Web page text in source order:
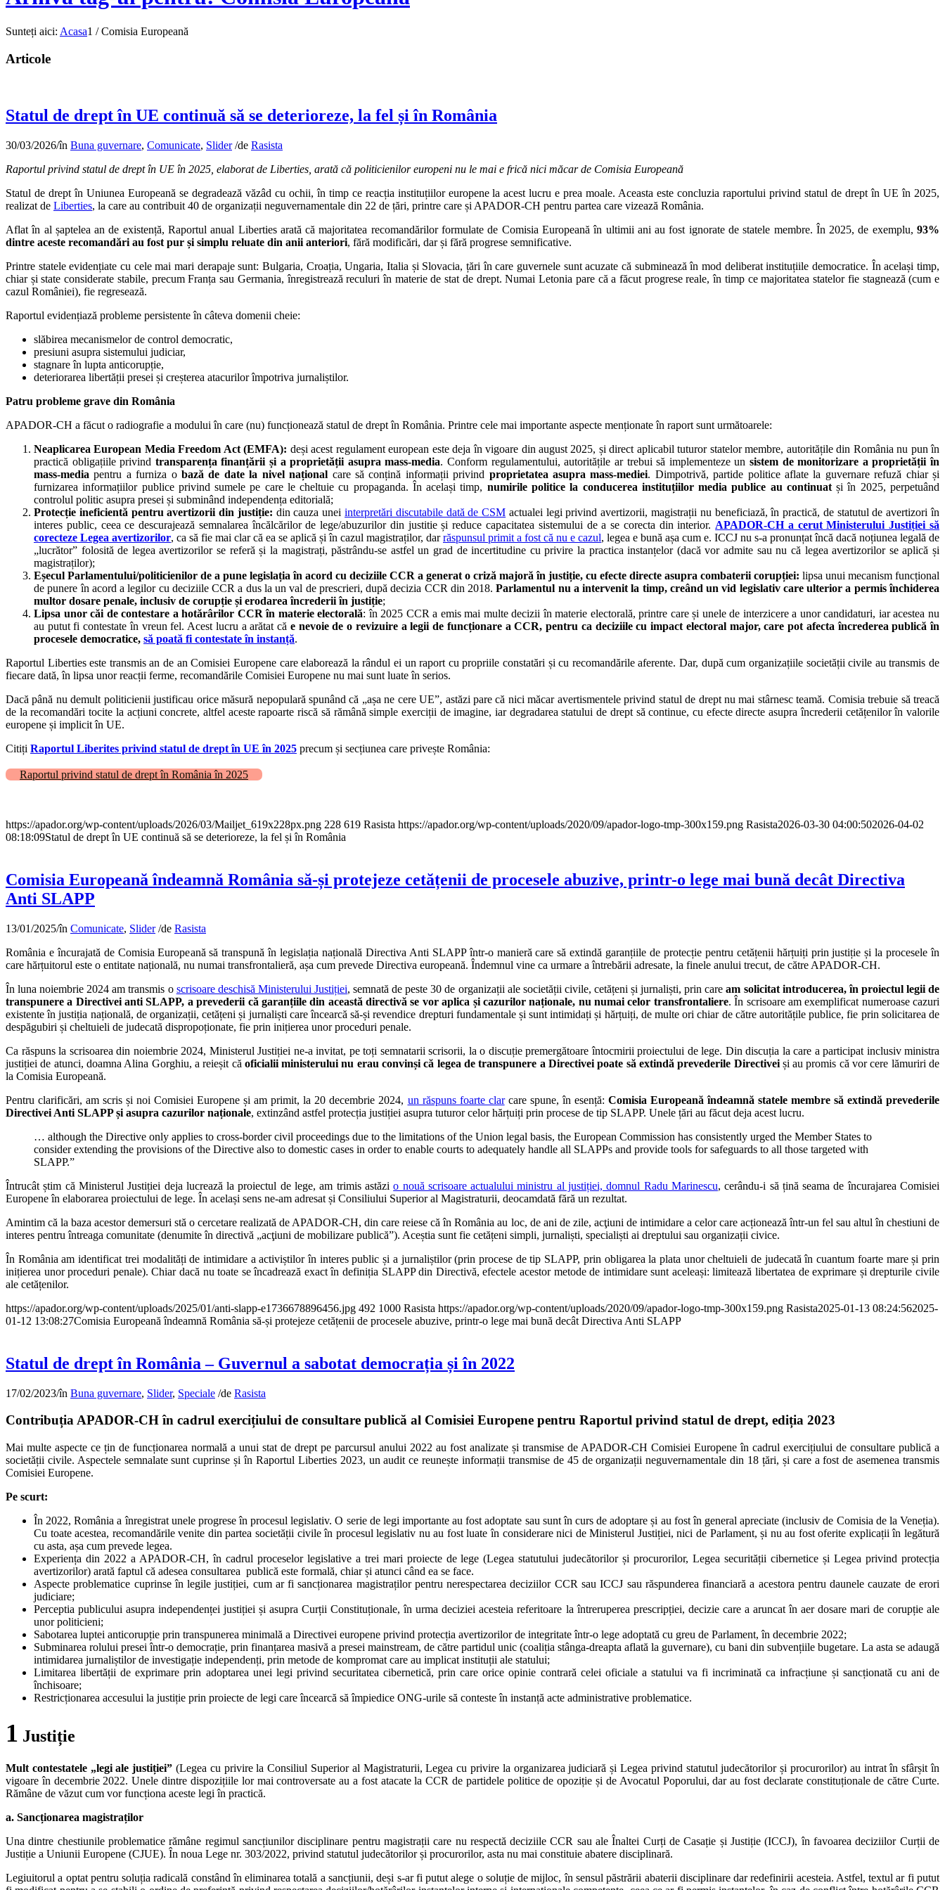
Sunteți aici: Acasa1 / Comisia Europeană
Articole
Statul de drept în UE continuă să se deterioreze, la fel și în România
30/03/2026/în Buna guvernare, Comunicate, Slider /de Rasista
Raportul privind statul de drept în UE în 2025, elaborat de Liberties, arată că politicienilor europeni nu le mai e frică nici măcar de Comisia Europeană
Statul de drept în Uniunea Europeană se degradează văzâd cu ochii, în timp ce reacția instituțiilor europene la acest lucru e prea moale. Aceasta este concluzia raportului privind statul de drept în UE în 2025,
realizat de Liberties, la care au contribuit 40 de organizații neguvernamentale din 22 de țări, printre care și APADOR-CH pentru partea care vizează România.
Aflat în al șaptelea an de existență, Raportul anual Liberties arată că majoritatea recomandărilor formulate de Comisia Europeană în ultimii ani au fost ignorate de statele membre. În 2025, de exemplu, 93%
dintre aceste recomandări au fost pur și simplu reluate din anii anteriori, fără modificări, dar și fără progrese semnificative.
Printre statele evidențiate cu cele mai mari derapaje sunt: Bulgaria, Croația, Ungaria, Italia și Slovacia, țări în care guvernele sunt acuzate că subminează în mod deliberat instituțiile democratice. În același timp,
chiar și state considerate stabile, precum Franța sau Germania, înregistrează reculuri în materie de stat de drept. Numai Letonia pare că a făcut progrese reale, în timp ce majoritatea statelor fie stagnează (cum e
cazul României), fie regresează.
Raportul evidențiază probleme persistente în câteva domenii cheie:
slăbirea mecanismelor de control democratic,
presiuni asupra sistemului judiciar,
stagnare în lupta anticorupție,
deteriorarea libertății presei și creșterea atacurilor împotriva jurnaliștilor.
Patru probleme grave din România
APADOR-CH a făcut o radiografie a modului în care (nu) funcționează statul de drept în România. Printre cele mai importante aspecte menționate în raport sunt următoarele:
Neaplicarea European Media Freedom Act (EMFA): deși acest regulament european este deja în vigoare din august 2025, și direct aplicabil tuturor statelor membre, autoritățile din România nu pun în
practică obligațiile privind transparența finanțării și a proprietății asupra mass-media. Conform regulamentului, autoritățile ar trebui să implementeze un sistem de monitorizare a proprietății în
mass-media pentru a furniza obază de date la nivel național care să conțină informații privind proprietatea asupra mass-mediei. Dimpotrivă, partide politice aflate la guvernare refuză chiar și
furnizarea informațiilor publice privind sumele pe care le cheltuie cu propaganda. În același timp, numirile politice la conducerea instituțiilor media publice au continuatși în 2025, perpetuând
controlul politic asupra presei și subminând independența editorială;
Protecție ineficientă pentru avertizorii din justiție: din cauza uneiinterpretări discutabile dată de CSM actualei legi privind avertizorii, magistrații nu beneficiază, în practică, de statutul de avertizori în
interes public, ceea ce descurajează semnalarea încălcărilor de lege/abuzurilor din justitie și reduce capacitatea sistemului de a se corecta din interior. APADOR-CH a cerut Ministerului Justiției să
corecteze Legea avertizorilor, ca să fie mai clar că ea se aplică și în cazul magistraților, darrăspunsul primit a fost că nu e cazul, legea e bună așa cum e. ICCJ nu s-a pronunțat încă dacă noțiunea legală de
„lucrător” folosită de legea avertizorilor se referă și la magistrați, păstrându-se astfel un grad de incertitudine cu privire la practica instanțelor (dacă vor admite sau nu că legea avertizorilor se aplică și
magistraților);
Eșecul Parlamentului/politicienilor de a pune legislația în acord cu deciziile CCR a generat o criză majoră în justiție, cu efecte directe asupra combaterii corupției: lipsa unui mecanism funcțional
de punere în acord a legilor cu deciziile CCR a dus la un val de prescrieri, după decizia CCR din 2018.Parlamentul nu a intervenit la timp, creând un vid legislativ care ulterior a permis închiderea
multor dosare penale, inclusiv de corupție și erodarea încrederii în justiție;
Lipsa unor căi de contestare a hotărârilor CCR în materie electorală: în 2025 CCR a emis mai multe decizii în materie electorală, printre care și unele de interzicere a unor candidaturi, iar acestea nu
au putut fi contestate în vreun fel. Acest lucru a arătat că e nevoie de o revizuire a legii de funcționare a CCR, pentru ca deciziile cu impact electoral major, care pot afecta încrederea publică în
procesele democratice, să poată fi contestate în instanță.
Raportul Liberties este transmis an de an Comisiei Europene care elaborează la rândul ei un raport cu propriile constatări și cu recomandările aferente. Dar, după cum organizațiile societății civile au transmis de
fiecare dată, în lipsa unor reacții ferme, recomandările Comisiei Europene nu mai sunt luate în serios.
Dacă până nu demult politicienii justificau orice măsură nepopulară spunând că „așa ne cere UE”, astăzi pare că nici măcar avertismentele privind statul de drept nu mai stârnesc teamă. Comisia trebuie să treacă
de la recomandări tocite la acțiuni concrete, altfel aceste rapoarte riscă să rămână simple exerciții de imagine, iar degradarea statului de drept să continue, cu efecte directe asupra încrederii cetățenilor în valorile
europene și implicit în UE.
Citiți Raportul Liberites privind statul de drept în UE în 2025 precum și secțiunea care privește România:
Raportul privind statul de drept în România în 2025
https://apador.org/wp-content/uploads/2026/03/Mailjet_619x228px.png 228 619 Rasista https://apador.org/wp-content/uploads/2020/09/apador-logo-tmp-300x159.png Rasista2026-03-30 04:00:502026-04-02
08:18:09Statul de drept în UE continuă să se deterioreze, la fel și în România
Comisia Europeană îndeamnă România să-și protejeze cetățenii de procesele abuzive, printr-o lege mai bună decât Directiva
Anti SLAPP
13/01/2025/în Comunicate, Slider /de Rasista
România e încurajată de Comisia Europeană să transpună în legislația națională Directiva Anti SLAPP într-o manieră care să extindă garanțiile de protecție pentru cetățenii hărțuiți prin justiție și la procesele în
care hărțuitorul este o entitate națională, nu numai transfrontalieră, așa cum prevede Directiva europeană. Îndemnul vine ca urmare a întrebării adresate, la finele anului trecut, de către APADOR-CH.
În luna noiembrie 2024 am transmis o scrisoare deschisă Ministerului Justiției, semnată de peste 30 de organizații ale societății civile, cetățeni și jurnaliști, prin caream solicitat introducerea, în proiectul legii de
transpunere a Directivei anti SLAPP, a prevederii că garanțiile din această directivă se vor aplica și cazurilor naționale, nu numai celor transfrontaliere. În scrisoare am exemplificat numeroase cazuri
existente în justiția națională, de organizații, cetățeni și jurnaliști care încearcă să-și revendice drepturi fundamentale și sunt intimidați și hărțuiți, de multe ori chiar de către autoritățile publice, fie prin solicitarea de
despăgubiri și cheltuieli de judecată dispropoționate, fie prin inițierea unor proceduri penale.
Ca răspuns la scrisoarea din noiembrie 2024, Ministerul Justiției ne-a invitat, pe toți semnatarii scrisorii, la o discuție premergătoare întocmirii proiectului de lege. Din discuția la care a participat inclusiv ministra
justiției de atunci, doamna Alina Gorghiu, a reieșit că oficialii ministerului nu erau convinși că legea de transpunere a Directivei poate să extindă prevederile Directiveiși au promis că vor cere lămuriri de
la Comisia Europeană.
Pentru clarificări, am scris și noi Comisiei Europene și am primit, la 20 decembrie 2024, un răspuns foarte clarcare spune, în esență: Comisia Europeană îndeamnă statele membre să extindă prevederile
Directivei Anti SLAPP și asupra cazurilor naționale, extinzând astfel protecția justiției asupra tuturor celor hărțuiți prin procese de tip SLAPP. Unele țări au făcut deja acest lucru.
… although the Directive only applies to cross-border civil proceedings due to the limitations of the Union legal basis, the European Commission has consistently urged the Member States to
consider extending the provisions of the Directive also to domestic cases in order to enable courts to adequately handle all SLAPPs and provide tools for safeguards to all those targeted with
SLAPP.”
Întrucât știm că Ministerul Justiției deja lucrează la proiectul de lege, am trimis astăzio nouă scrisoare actualului ministru al justiției, domnul Radu Marinescu, cerându-i să țină seama de încurajarea Comisiei
Europene în elaborarea proiectului de lege. În același sens ne-am adresat și Consiliului Superior al Magistraturii, deocamdată fără un rezultat.
Amintim că la baza acestor demersuri stă o cercetare realizată de APADOR-CH, din care reiese că în România au loc, de ani de zile, acţiuni de intimidare a celor care acționează într-un fel sau altul în chestiuni de
interes pentru întreaga comunitate (denumite în directivă „acţiuni de mobilizare publică”). Aceștia sunt fie cetățeni simpli, jurnaliști, specialiști ai dreptului sau organizații civice.
În România am identificat trei modalități de intimidare a activiștilor în interes public și a jurnaliștilor (prin procese de tip SLAPP, prin obligarea la plata unor cheltuieli de judecată în cuantum foarte mare și prin
inițierea unor proceduri penale). Chiar dacă nu toate se încadrează exact în definiția SLAPP din Directivă, efectele acestor metode de intimidare sunt aceleași: limitează libertatea de exprimare și drepturile civile
ale cetățenilor.
https://apador.org/wp-content/uploads/2025/01/anti-slapp-e1736678896456.jpg 492 1000 Rasista https://apador.org/wp-content/uploads/2020/09/apador-logo-tmp-300x159.png Rasista2025-01-13 08:24:562025-
01-12 13:08:27Comisia Europeană îndeamnă România să-și protejeze cetățenii de procesele abuzive, printr-o lege mai bună decât Directiva Anti SLAPP
Statul de drept în România – Guvernul a sabotat democrația și în 2022
17/02/2023/în Buna guvernare, Slider, Speciale /de Rasista
Contribuția APADOR-CH în cadrul exercițiului de consultare publică al Comisiei Europene pentru Raportul privind statul de drept, ediția 2023
Mai multe aspecte ce țin de funcționarea normală a unui stat de drept pe parcursul anului 2022 au fost analizate și transmise de APADOR-CH Comisiei Europene în cadrul exercițiului de consultare publică a
societății civile. Aspectele semnalate sunt cuprinse și în Raportul Liberties 2023, un audit ce reunește informații transmise de 45 de organizații neguvernamentale din 18 țări, și care a fost de asemenea transmis
Comisiei Europene.
Pe scurt:
În 2022, România a înregistrat unele progrese în procesul legislativ. O serie de legi importante au fost adoptate sau sunt în curs de adoptare și au fost în general apreciate (inclusiv de Comisia de la Veneția).
Cu toate acestea, recomandările venite din partea societății civile în procesul legislativ nu au fost luate în considerare nici de Ministerul Justiției, nici de Parlament, și nu au fost oferite explicații în legătură
cu asta, așa cum prevede legea.
Experiența din 2022 a APADOR-CH, în cadrul proceselor legislative a trei mari proiecte de lege (Legea statutului judecătorilor și procurorilor, Legea securității cibernetice și Legea privind protecția
avertizorilor) arată faptul că adesea consultarea publică este formală, chiar și atunci când ea se face.
Aspecte problematice cuprinse în legile justiției, cum ar fi sancționarea magistraților pentru nerespectarea deciziilor CCR sau ICCJ sau răspunderea financiară a acestora pentru daunele cauzate de erori
judiciare;
Perceptia publicului asupra independenței justiției și asupra Curții Constituționale, în urma deciziei acesteia referitoare la întreruperea prescripției, decizie care a aruncat în aer dosare mari de corupție ale
unor politicieni;
Sabotarea luptei anticorupție prin transpunerea minimală a Directivei europene privind protecția avertizorilor de integritate într-o lege adoptată cu greu de Parlament, în decembrie 2022;
Subminarea rolului presei într-o democrație, prin finanțarea masivă a presei mainstream, de către partidul unic (coaliția stânga-dreapta aflată la guvernare), cu bani din subvențiile bugetare. La asta se adaugă
intimidarea jurnaliștilor de investigație independenți, prin metode de kompromat care au implicat instituții ale statului;
Limitarea libertății de exprimare prin adoptarea unei legi privind securitatea cibernetică, prin care orice opinie contrară celei oficiale a statului va fi incriminată ca infracțiune și sancționată cu ani de
închisoare;
Restricționarea accesului la justiție prin proiecte de legi care încearcă să împiedice ONG-urile să conteste în instanță acte administrative problematice.
1 Justiție
Mult contestatele „legi ale justiției” (Legea cu privire la Consiliul Superior al Magistraturii, Legea cu privire la organizarea judiciară și Legea privind statutul judecătorilor și procurorilor) au intrat în sfârșit în
vigoare în decembrie 2022. Unele dintre dispozițiile lor mai controversate au a fost atacate la CCR de partidele politice de opoziție și de Avocatul Poporului, dar au fost declarate constituționale de către Curte.
Rămâne de văzut cum vor funcționa aceste legi în practică.
a. Sancționarea magistraților
Una dintre chestiunile problematice rămâne regimul sancțiunilor disciplinare pentru magistrații care nu respectă deciziile CCR sau ale Înaltei Curți de Casație și Justiție (ICCJ), în favoarea deciziilor Curții de
Justiție a Uniunii Europene (CJUE). În noua Lege nr. 303/2022, privind statutul judecătorilor și procurorilor, asta nu mai constituie abatere disciplinară.
Legiuitorul a optat pentru soluția radicală constând în eliminarea totală a sancțiunii, deși s-ar fi putut alege o soluție de mijloc, în sensul păstrării abaterii disciplinare dar redefinirii acesteia. Astfel, textul ar fi putut